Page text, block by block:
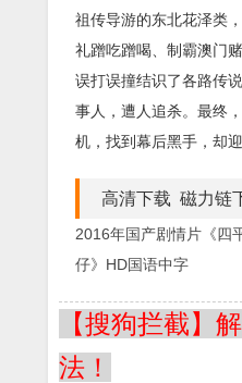
祖传导游的东北花泽类
礼蹭吃蹭喝、制霸澳门
误打误撞结识了各路传
事人，遭人追杀。最终
机，找到幕后黑手，却
高清下载 磁力链
2016年国产剧情片《四
仔》HD国语中字
【搜狗拦截】
法！